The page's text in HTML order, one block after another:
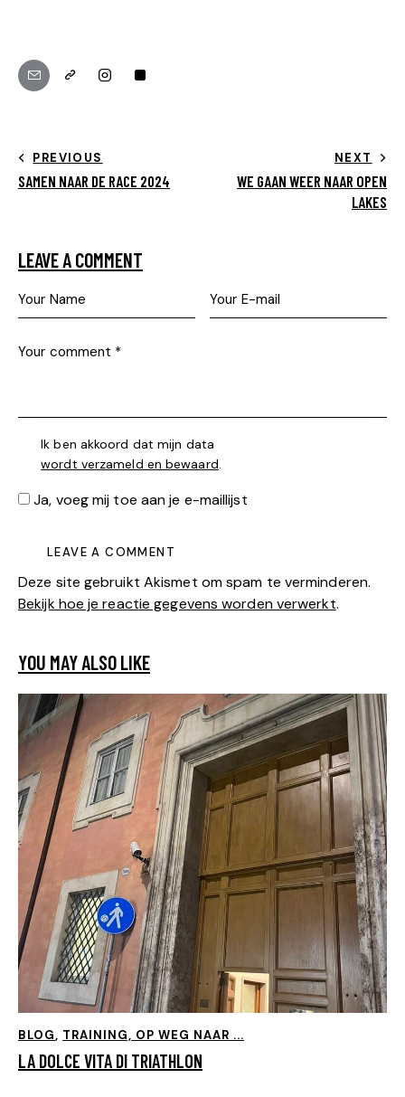
PREVIOUS
SAMEN NAAR DE RACE 2024
NEXT
WE GAAN WEER NAAR OPEN
LAKES
LEAVE A COMMENT
Ik ben akkoord dat mijn data
wordt verzameld en bewaard.
Ja, voeg mij toe aan je e-maillijst
Deze site gebruikt Akismet om spam te verminderen.
Bekijk hoe je reactie gegevens worden verwerkt.
YOU MAY ALSO LIKE
BLOG, TRAINING, OP WEG NAAR ...
LA DOLCE VITA DI TRIATHLON